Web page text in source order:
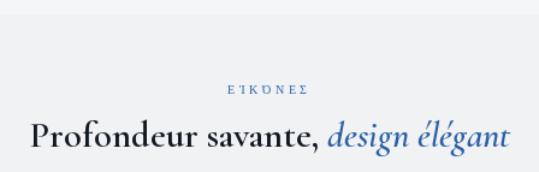
ΕἸΚΌΝΕΣ
Profondeur savante, design élégant